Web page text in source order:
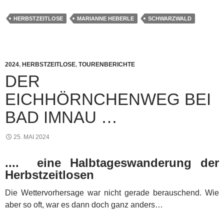
HERBSTZEITLOSE MARIANNE HEBERLE SCHWARZWALD
2024, HERBSTZEITLOSE, TOURENBERICHTE
DER
EICHHÖRNCHENWEG BEI
BAD IMNAU …
25. MAI 2024
.... eine Halbtageswanderung der
Herbstzeitlosen
Die Wettervorhersage war nicht gerade berauschend. Wie
aber so oft, war es dann doch ganz anders…